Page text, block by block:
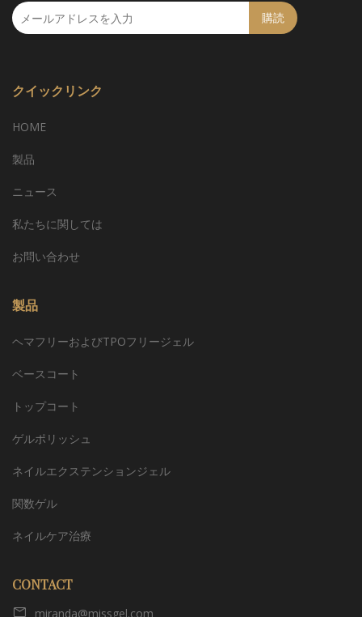
購読
クイックリンク
HOME
製品
ニュース
私たちに関しては
お問い合わせ
製品
ヘマフリーおよびTPOフリージェル
ベースコート
トップコート
ゲルポリッシュ
ネイルエクステンションジェル
関数ゲル
ネイルケア治療
CONTACT
miranda@missgel.com